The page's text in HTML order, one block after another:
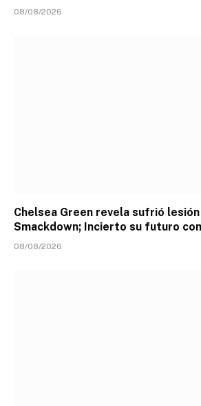
08/08/2026
Chelsea Green revela sufrió lesión
Smackdown; Incierto su futuro
08/08/2026